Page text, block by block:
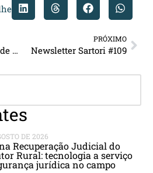
Cível: Possibilidade de apreensão de passaporte e CNH gera divisão no STJ
PRÓXIMO
Newsletter Sartori #109
DE 2026
Recuperação Judicial do
Rural: tecnologia a serviço
jurídica no campo